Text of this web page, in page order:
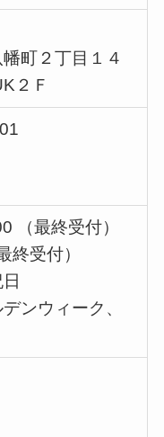
町２丁目１４
２Ｆ
（最終受付）
終受付）
ンウィーク、